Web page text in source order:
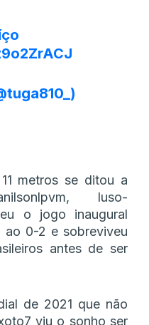
metros se ditou a
luso-
o jogo inaugural
ao 0-2 e sobreviveu
antes de ser
de 2021 que não
viu o sonho ser